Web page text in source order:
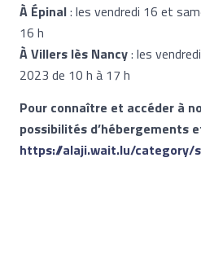
À Épinal: les vendredi 16 et
16 h
À Villers lès Nancy: les
2023 de 10 h à 17 h
Pour connaître et accéder à
possibilités d’hébergements
https://alaji.wait.lu/category/